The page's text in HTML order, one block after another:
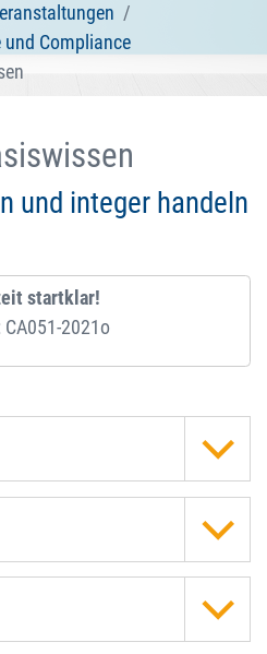
und Compliance
und integer handeln
startklar!
CA051-2021o